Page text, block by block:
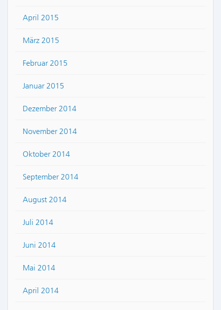
April 2015
März 2015
Februar 2015
Januar 2015
Dezember 2014
November 2014
Oktober 2014
September 2014
August 2014
Juli 2014
Juni 2014
Mai 2014
April 2014